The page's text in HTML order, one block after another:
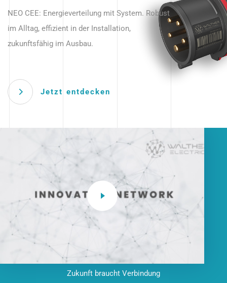
beginnt hier.
NEO CEE: Energieverteilung mit System. Robust
im Alltag, effizient in der Installation,
zukunftsfähig im Ausbau.
Jetzt entdecken
Anwendungen – robust, IP-geschützt und
zukunftsfähig.
Zukunft braucht Verbindung